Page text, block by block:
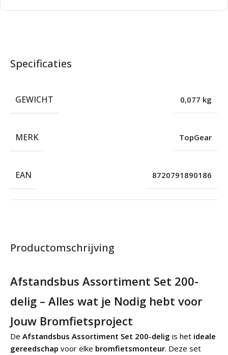
Productomschrijving
Afstandsbus Assortiment Set 200-
delig – Alles wat je Nodig hebt voor
Jouw Bromfietsproject
De Afstandsbus Assortiment Set 200-delig is het ideale
gereedschap voor elke bromfietsmonteur. Deze set
Specificaties
GEWICHT 0,077 kg
MERK TopGear
EAN 8720791890186